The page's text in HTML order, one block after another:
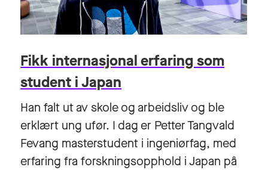
Fikk internasjonal erfaring som
student i Japan
Han falt ut av skole og arbeidsliv og ble
erklært ung ufør. I dag er Petter Tangvald
Fevang masterstudent i ingeniørfag, med
erfaring fra forskningsopphold i Japan på